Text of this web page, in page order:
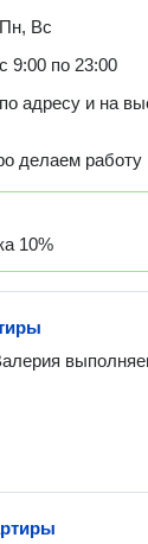
Пн, Вс
с 9:00 по 23:00
по адресу и на
делаем работу
10%